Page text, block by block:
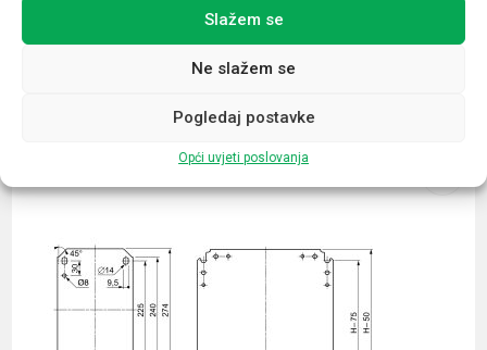
Slažem se
Ne slažem se
Pogledaj postavke
Opći uvjeti poslovanja